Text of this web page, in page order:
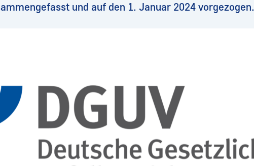
und auf den 1. Januar 2024 vorgezogen.